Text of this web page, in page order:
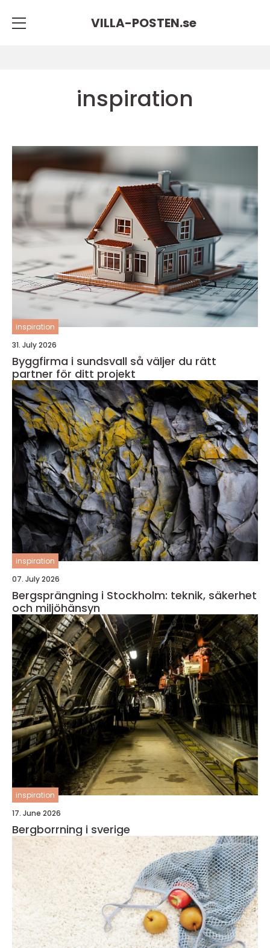
VILLA-POSTEN.se
inspiration
inspiration
31. July 2026
Byggfirma i sundsvall så väljer du rätt
partner för ditt projekt
inspiration
07. July 2026
Bergsprängning i Stockholm: teknik, säkerhet
och miljöhänsyn
inspiration
17. June 2026
Bergborrning i sverige